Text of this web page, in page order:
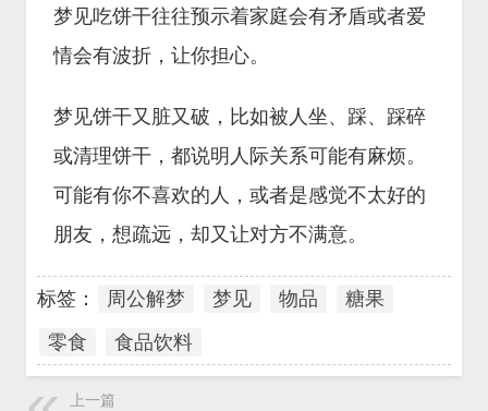
梦见吃饼干往往预示着家庭会有矛盾或者爱
情会有波折，让你担心。
梦见饼干又脏又破，比如被人坐、踩、踩碎
或清理饼干，都说明人际关系可能有麻烦。
可能有你不喜欢的人，或者是感觉不太好的
朋友，想疏远，却又让对方不满意。
标签： 周公解梦 梦见 物品
糖果
零食
食品饮料
上一篇